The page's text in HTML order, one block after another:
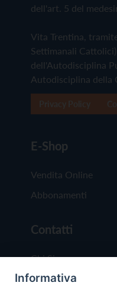
dell'art. 5 del
Vita Trentina,
Settimanali
dell'Autodisciplina
Autodisciplina della
E-Shop
Vendita Online
Abbonamenti
Contatti
Chi Siamo
Redazione
Informativa